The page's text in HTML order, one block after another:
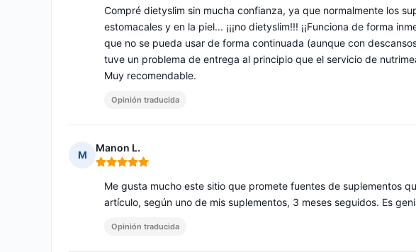
Compré dietyslim sin mucha confianza, ya que normalmente los
estomacales y en la piel... ¡¡¡no dietyslim!!! ¡¡Funciona de forma
que no se pueda usar de forma continuada (aunque con
tuve un problema de entrega al principio que el servicio de
Muy recomendable.
Opinión traducida
M
Manon L.
Nota: 5 de 5
Me gusta mucho este sitio que promete fuentes de suplementos
artículo, según uno de mis suplementos, 3 meses seguidos. Es
Opinión traducida